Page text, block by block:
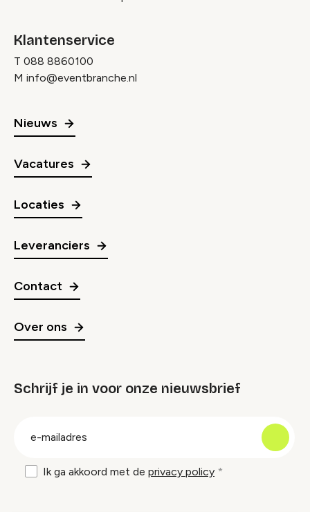
Klantenservice
T 088 8860100
M info@eventbranche.nl
Nieuws
Vacatures
Locaties
Leveranciers
Contact
Over ons
Schrijf je in voor onze nieuwsbrief
Ik ga akkoord met de privacy policy